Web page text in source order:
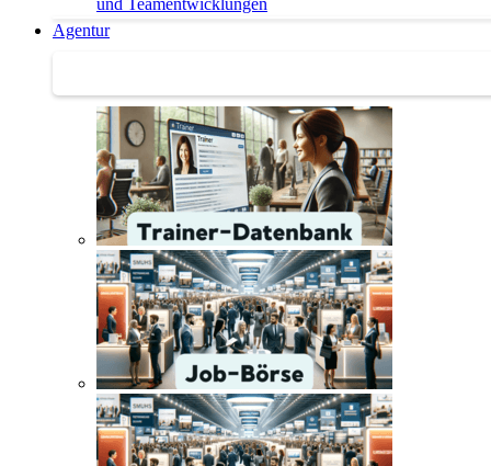
und Teamentwicklungen
Agentur